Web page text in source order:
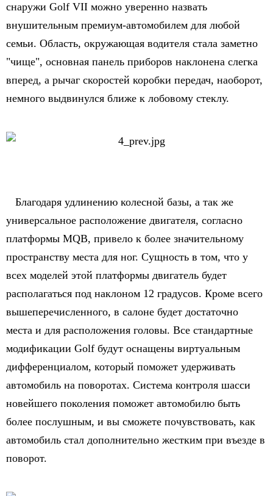
снаружи Golf VII можно уверенно назвать
внушительным премиум-автомобилем для любой
семьи. Область, окружающая водителя стала заметно
"чище", основная панель приборов наклонена слегка
вперед, а рычаг скоростей коробки передач, наоборот,
немного выдвинулся ближе к лобовому стеклу.
Благодаря удлинению колесной базы, а так же
универсальное расположение двигателя, согласно
платформы MQB, привело к более значительному
пространству места для ног. Сущность в том, что у
всех моделей этой платформы двигатель будет
располагаться под наклоном 12 градусов. Кроме всего
вышеперечисленного, в салоне будет достаточно
места и для расположения головы. Все стандартные
модификации Golf будут оснащены виртуальным
дифференциалом, который поможет удерживать
автомобиль на поворотах. Система контроля шасси
новейшего поколения поможет автомобилю быть
более послушным, и вы сможете почувствовать, как
автомобиль стал дополнительно жестким при въезде в
поворот.